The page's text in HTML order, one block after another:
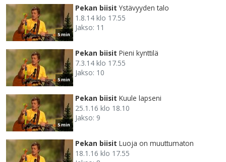
5 min
Pekan biisit Ystävyyden talo
1.8.14 klo 17.55
Jakso: 11
5 min
Pekan biisit Pieni kynttilä
7.3.14 klo 17.55
Jakso: 10
5 min
Pekan biisit Kuule lapseni
25.1.16 klo 18.10
Jakso: 9
Pekan biisit Luoja on muuttumaton
18.1.16 klo 17.55